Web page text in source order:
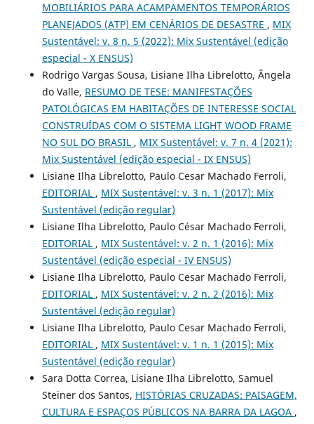
MOBILIÁRIOS PARA ACAMPAMENTOS TEMPORÁRIOS
PLANEJADOS (ATP) EM CENÁRIOS DE DESASTRE , MIX
Sustentável: v. 8 n. 5 (2022): Mix Sustentável (edição
especial - X ENSUS)
Rodrigo Vargas Sousa, Lisiane Ilha Librelotto, Ângela
do Valle, RESUMO DE TESE: MANIFESTAÇÕES
PATOLÓGICAS EM HABITAÇÕES DE INTERESSE SOCIAL
CONSTRUÍDAS COM O SISTEMA LIGHT WOOD FRAME
NO SUL DO BRASIL , MIX Sustentável: v. 7 n. 4 (2021):
Mix Sustentável (edição especial - IX ENSUS)
Lisiane Ilha Librelotto, Paulo Cesar Machado Ferroli,
EDITORIAL , MIX Sustentável: v. 3 n. 1 (2017): Mix
Sustentável (edição regular)
Lisiane Ilha Librelotto, Paulo César Machado Ferroli,
EDITORIAL , MIX Sustentável: v. 2 n. 1 (2016): Mix
Sustentável (edição especial - IV ENSUS)
Lisiane Ilha Librelotto, Paulo Cesar Machado Ferroli,
EDITORIAL , MIX Sustentável: v. 2 n. 2 (2016): Mix
Sustentável (edição regular)
Lisiane Ilha Librelotto, Paulo Cesar Machado Ferroli,
EDITORIAL , MIX Sustentável: v. 1 n. 1 (2015): Mix
Sustentável (edição regular)
Sara Dotta Correa, Lisiane Ilha Librelotto, Samuel
Steiner dos Santos, HISTÓRIAS CRUZADAS: PAISAGEM,
CULTURA E ESPAÇOS PÚBLICOS NA BARRA DA LAGOA ,